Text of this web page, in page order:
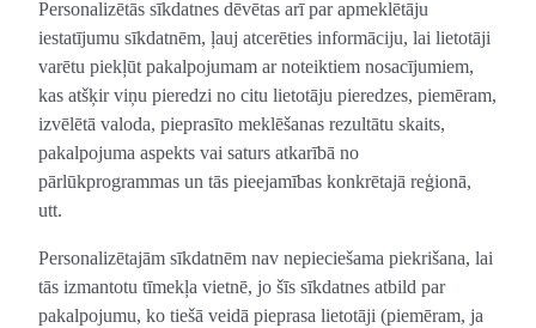
Personalizētās sīkdatnes dēvētas arī par apmeklētāju
iestatījumu sīkdatnēm, ļauj atcerēties informāciju, lai lietotāji
varētu piekļūt pakalpojumam ar noteiktiem nosacījumiem,
kas atšķir viņu pieredzi no citu lietotāju pieredzes, piemēram,
izvēlētā valoda, pieprasīto meklēšanas rezultātu skaits,
pakalpojuma aspekts vai saturs atkarībā no
pārlūkprogrammas un tās pieejamības konkrētajā reģionā,
utt.
Personalizētajām sīkdatnēm nav nepieciešama piekrišana, lai
tās izmantotu tīmekļa vietnē, jo šīs sīkdatnes atbild par
pakalpojumu, ko tiešā veidā pieprasa lietotāji (piemēram, ja